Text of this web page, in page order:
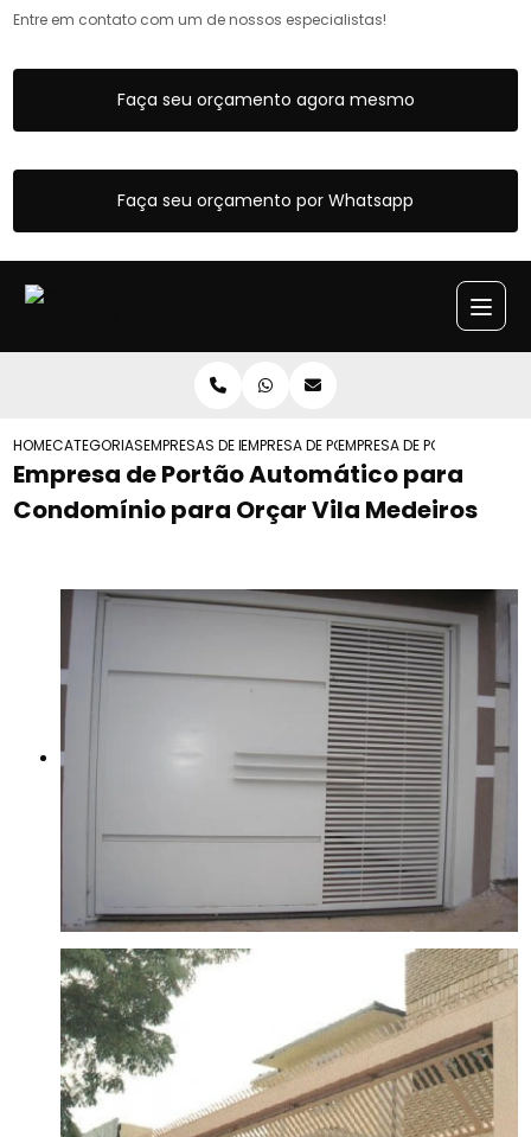
Entre em contato com um de nossos especialistas!
Faça seu orçamento agora mesmo
Faça seu orçamento por Whatsapp
HOMECATEGORIASEMPRESAS DE PORTOES AUTOMATICOS
EMPRESA DE PORTAO AUTOMATICO PARA
EMPRESA DE PORTAO
Empresa de Portão Automático para
Condomínio para Orçar Vila Medeiros